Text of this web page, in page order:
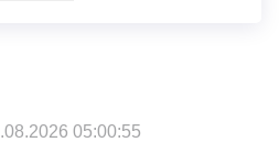
05:00:55